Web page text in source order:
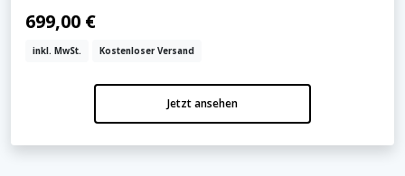
699,00 €
inkl. MwSt. Kostenloser Versand
Jetzt ansehen